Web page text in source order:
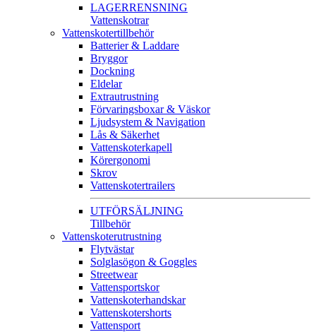
LAGERRENSNING
Vattenskotrar
Vattenskotertillbehör
Batterier & Laddare
Bryggor
Dockning
Eldelar
Extrautrustning
Förvaringsboxar & Väskor
Ljudsystem & Navigation
Lås & Säkerhet
Vattenskoterkapell
Körergonomi
Skrov
Vattenskotertrailers
UTFÖRSÄLJNING
Tillbehör
Vattenskoterutrustning
Flytvästar
Solglasögon & Goggles
Streetwear
Vattensportskor
Vattenskoterhandskar
Vattenskotershorts
Vattensport